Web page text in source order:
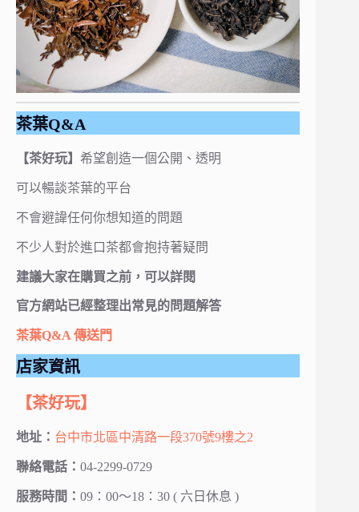
茶葉Q&A
【茶好玩】 希望創造一個公開、透明
可以暢談茶葉的平台
不會避諱任何你想知道的問題
不少人對於進口茶都會抱持著疑問
建議大家在購買之前，可以詳閱
官方網站已經整理出常見的問題解答
茶葉Q&A 傳送門
店家資訊
【茶好玩】
地址： 台中市北區中清路一段370號9樓之2
聯絡電話： 04-2299-0729
服務時間： 09：00～18：30 ( 六日休息 )